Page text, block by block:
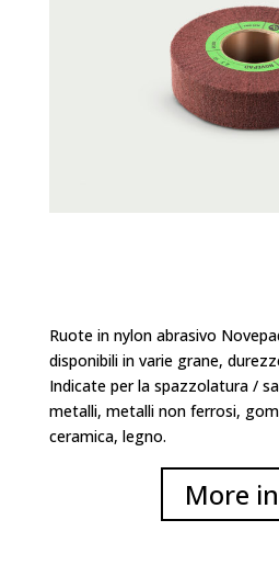
Ruote in nylon abrasivo
disponibili in varie grane,
Indicate per la spazzolatura /
metalli, metalli non ferrosi,
ceramica, legno.
More